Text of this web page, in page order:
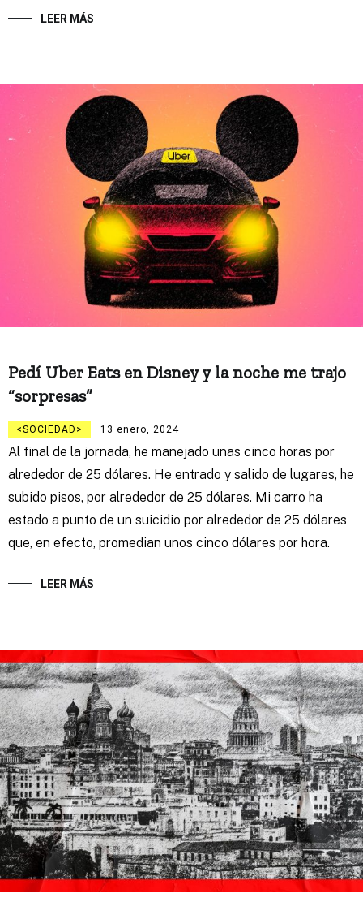
LEER MÁS
Pedí Uber Eats en Disney y la noche me trajo
“sorpresas”
SOCIEDAD 13 enero, 2024
Al final de la jornada, he manejado unas cinco horas por
alrededor de 25 dólares. He entrado y salido de lugares, he
subido pisos, por alrededor de 25 dólares. Mi carro ha
estado a punto de un suicidio por alrededor de 25 dólares
que, en efecto, promedian unos cinco dólares por hora.
LEER MÁS